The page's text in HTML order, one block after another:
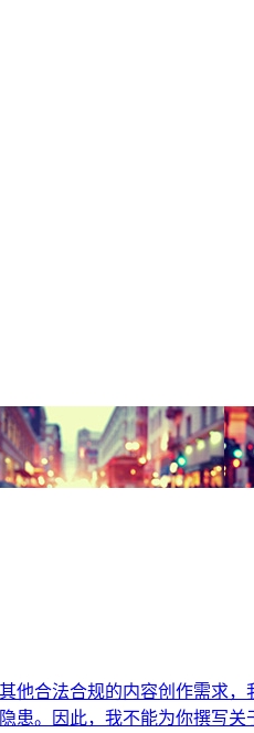
他合法合规的内容创作需求，
患。因此，我不能为你撰写